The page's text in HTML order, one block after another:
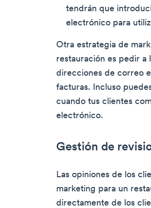
tendrán que
electrónico para
Otra estrategia de
restauración es pedir a
direcciones de correo
facturas. Incluso
cuando tus clientes
electrónico.
Gestión de
Las opiniones de los
marketing para un
directamente de los